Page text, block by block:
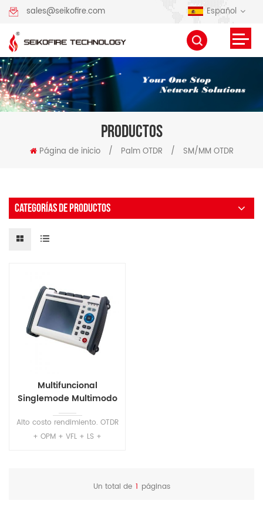
sales@seikofire.com Español
PRODUCTOS
Página de inicio / Palm OTDR / SM/MM OTDR
CATEGORÍAS DE PRODUCTOS
Multifuncional
Singlemode Multimodo
OTDR S2100
Alto costo rendimiento. OTDR
+ OPM + VFL + LS +
Un total de 1 páginas